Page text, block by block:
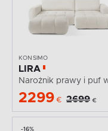
KONSIMO
LIRA
2299 € 2699 €
-16%